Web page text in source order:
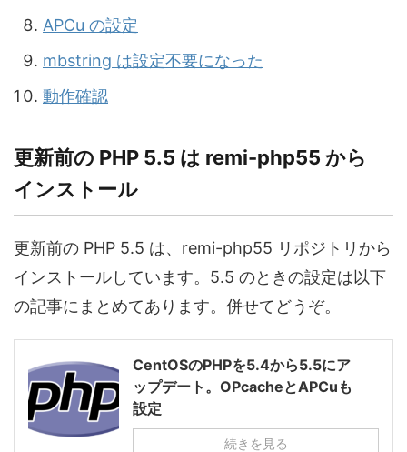
APCu の設定
mbstring は設定不要になった
動作確認
更新前の PHP 5.5 は remi-php55 から
インストール
更新前の PHP 5.5 は、remi-php55 リポジトリから
インストールしています。5.5 のときの設定は以下
の記事にまとめてあります。併せてどうぞ。
CentOSのPHPを5.4から5.5にア
ップデート。OPcacheとAPCuも
設定
続きを見る